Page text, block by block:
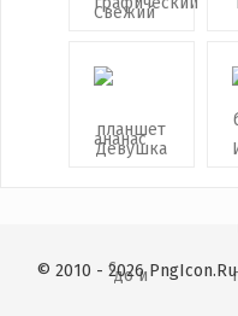
© 2010 - 2026 PngIcon.Ru